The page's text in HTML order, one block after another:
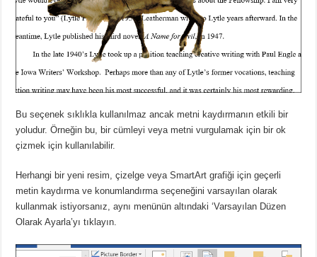
Bu seçenek sıklıkla kullanılmaz ancak metni kaydırmanın etkili bir
yoludur.Örneğin bu, bir cümleyi veya metni vurgulamak için bir ok
çizmek için kullanılabilir.
Herhangi bir yeni resim, çizelge veya SmartArt grafiği için geçerli
metin kaydırma ve konumlandırma seçeneğini varsayılan olarak
kullanmak istiyorsanız, aynı menünün altındaki ‘Varsayılan Düzen
Olarak Ayarla’yı tıklayın.